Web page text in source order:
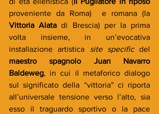
Vittoria Alata di Brescia) per la prima
volta insieme, in un’evocativa
installazione artistica site specific
maestro spagnolo Juan Navarro
Baldeweg, in cui il metaforico dialogo
sul significato della “vittoria” ci riporta
all’universale tensione verso l’alto, sia
esso il traguardo sportivo o la pace